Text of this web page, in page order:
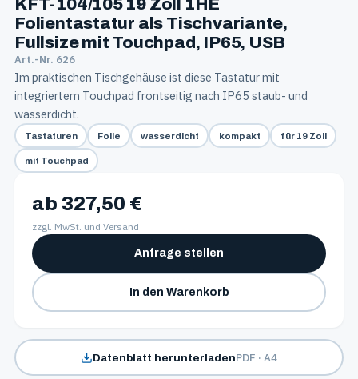
KFT-104/105 19 Zoll 1HE
Folientastatur als Tischvariante,
Fullsize mit Touchpad, IP65, USB
Art.-Nr. 626
Im praktischen Tischgehäuse ist diese Tastatur mit
integriertem Touchpad frontseitig nach IP65 staub- und
wasserdicht.
Tastaturen Folie wasserdicht kompakt für 19 Zoll
mit Touchpad
ab 327,50 €
zzgl. MwSt. und Versand
In den Warenkorb
Anfrage stellen
Datenblatt herunterladenPDF · A4